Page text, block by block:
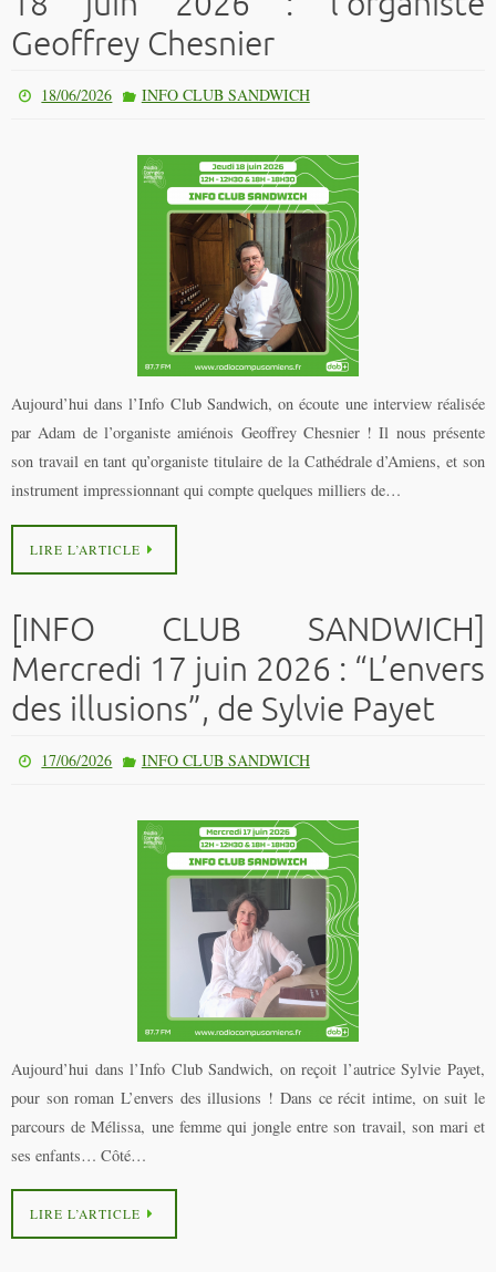
Geoffrey Chesnier
18/06/2026 INFO CLUB SANDWICH
Aujourd’hui dans l’Info Club Sandwich, on écoute une interview réalisée
par Adam de l’organiste amiénois Geoffrey Chesnier ! Il nous présente
son travail en tant qu’organiste titulaire de la Cathédrale d’Amiens, et son
instrument impressionnant qui compte quelques milliers de…
LIRE L’ARTICLE
[INFO CLUB SANDWICH]
Mercredi 17 juin 2026 : “L’envers
des illusions”, de Sylvie Payet
17/06/2026 INFO CLUB SANDWICH
Aujourd’hui dans l’Info Club Sandwich, on reçoit l’autrice Sylvie Payet,
pour son roman L’envers des illusions ! Dans ce récit intime, on suit le
parcours de Mélissa, une femme qui jongle entre son travail, son mari et
ses enfants… Côté…
LIRE L’ARTICLE